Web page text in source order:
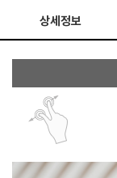
상세정보